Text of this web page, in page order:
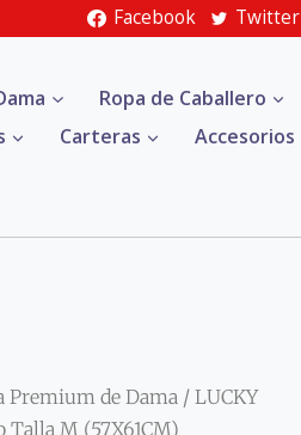
Facebook Twitter
Ropa de Caballero
Carteras
Accesorios
Premium de Dama / LUCKY
Talla M (57X61CM)